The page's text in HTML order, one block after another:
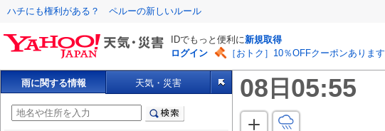
ハチにも権利がある？ ペルーの新しいルール
IDでもっと便利に新規取得
ログイン
［おトク］10％OFFクーポンあります
雨に関する情報 天気・災害 08 日 05:55